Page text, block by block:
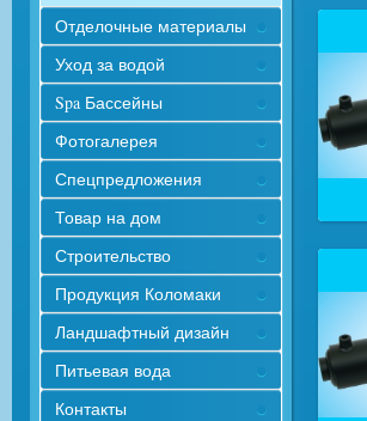
Отделочные материалы
Уход за водой
Spa Бассейны
Фотогалерея
Спецпредложения
Товар на дом
Строительство
Продукция Коломаки
Ландшафтный дизайн
Питьевая вода
Контакты